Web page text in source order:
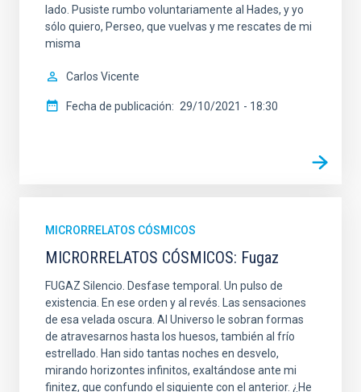
lado. Pusiste rumbo voluntariamente al Hades, y yo
sólo quiero, Perseo, que vuelvas y me rescates de mi
misma
Carlos Vicente
Fecha de publicación 29/10/2021 - 18:30
MICRORRELATOS CÓSMICOS
MICRORRELATOS CÓSMICOS: Fugaz
FUGAZ Silencio. Desfase temporal. Un pulso de
existencia. En ese orden y al revés. Las sensaciones
de esa velada oscura. Al Universo le sobran formas
de atravesarnos hasta los huesos, también al frío
estrellado. Han sido tantas noches en desvelo,
mirando horizontes infinitos, exaltándose ante mi
finitez, que confundo el siguiente con el anterior. ¿He